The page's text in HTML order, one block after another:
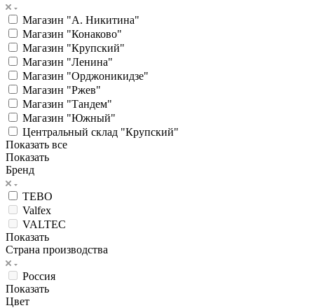
Магазин "А. Никитина"
Магазин "Конаково"
Магазин "Крупский"
Магазин "Ленина"
Магазин "Орджоникидзе"
Магазин "Ржев"
Магазин "Тандем"
Магазин "Южный"
Центральный склад "Крупский"
Показать все
Показать
Бренд
TEBO
Valfex
VALTEC
Показать
Страна производства
Россия
Показать
Цвет